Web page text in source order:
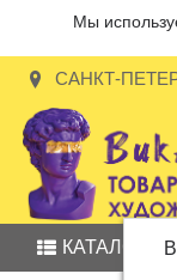
Мы
САНКТ-
КАТАЛОГ